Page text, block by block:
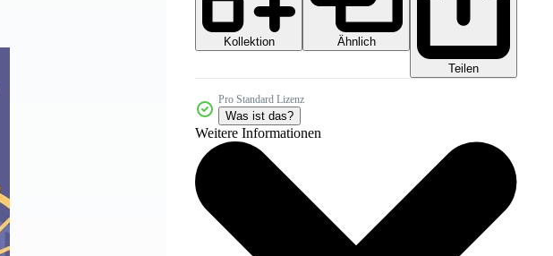
Kollektion
Ähnlich
Teilen
Pro Standard Lizenz
Was ist das?
Weitere Informationen